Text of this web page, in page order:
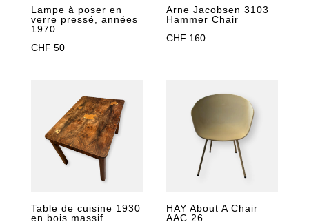
Lampe à poser en
verre pressé, années
1970
CHF 50
Arne Jacobsen 3103
Hammer Chair
CHF 160
Table de cuisine 1930
en bois massif
HAY About A Chair
AAC 26